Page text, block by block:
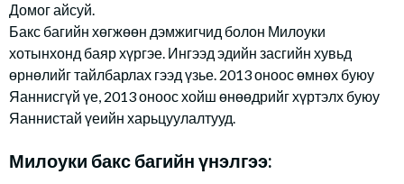
Домог айсуй.
Бакс багийн хөгжөөн дэмжигчид болон Милоуки
хотынхонд баяр хүргэе. Ингээд эдийн засгийн хувьд
өрнөлийг тайлбарлах гээд үзье. 2013 оноос өмнөх буюу
Яаннисгүй үе, 2013 оноос хойш өнөөдрийг хүртэлх буюу
Яаннистай үеийн харьцуулалтууд.
Милоуки бакс багийн үнэлгээ: